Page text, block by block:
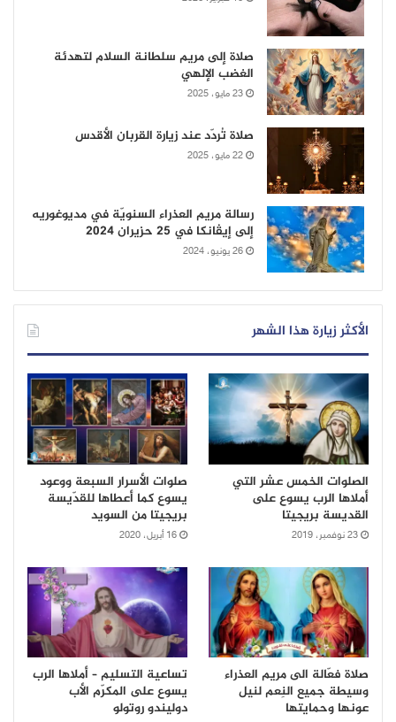
صلاة إلى مريم سلطانة السلام لتهدئة
الغضب الإلهي
23 مايو، 2025
صلاة تُردّد عند زيارة القربان الأقدس
22 مايو، 2025
رسالة مريم العذراء السنويّة في مديوغوريه
إلى إيڤانكا في 25 حزيران 2024
26 يونيو، 2024
الأكثر زيارة هذا الشهر
الصلوات الخمس عشر التي
أملاها الرب يسوع على
القديسة بريجيتا
23 نوفمبر، 2019
صلوات الأسرار السبعة ووعود
يسوع كما أعطاها للقدّيسة
بريجيتا من السويد
16 أبريل، 2020
صلاة فعّالة الى مريم العذراء
وسيطة جميع النِعم لنيل
عونها وحمايتها
تساعية التسليم – أملاها الرب
يسوع على المكرّم الأب
دوليندو روتولو